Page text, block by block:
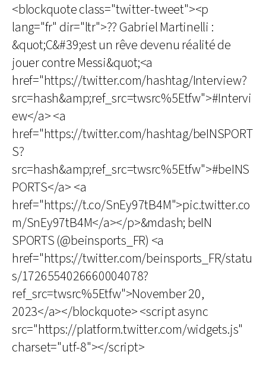
<blockquote class="twitter-tweet"><p
lang="fr" dir="ltr">?? Gabriel Martinelli :
&quot;C&#39;est un rêve devenu réalité de
jouer contre Messi&quot;<a
href="https://twitter.com/hashtag/Interview?
src=hash&amp;ref_src=twsrc%5Etfw">#Intervi
ew</a> <a
href="https://twitter.com/hashtag/beINSPORT
S?
src=hash&amp;ref_src=twsrc%5Etfw">#beINS
PORTS</a> <a
href="https://t.co/SnEy97tB4M">pic.twitter.co
m/SnEy97tB4M</a></p>&mdash; beIN
SPORTS (@beinsports_FR) <a
href="https://twitter.com/beinsports_FR/statu
s/1726554026660004078?
ref_src=twsrc%5Etfw">November 20,
2023</a></blockquote> <script async
src="https://platform.twitter.com/widgets.js"
charset="utf-8"></script>